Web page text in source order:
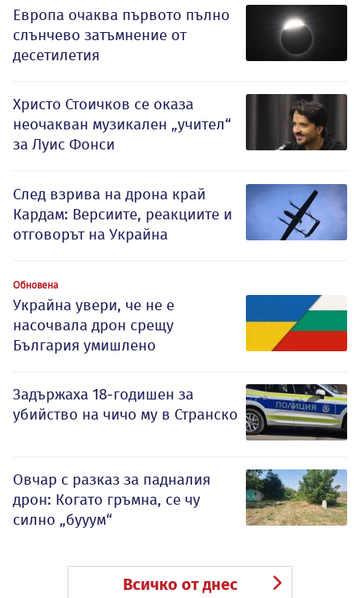
Европа очаква първото пълно
слънчево затъмнение от
десетилетия
Христо Стоичков се оказа
неочакван музикален „учител“
за Луис Фонси
След взрива на дрона край
Кардам: Версиите, реакциите и
отговорът на Украйна
Обновена
Украйна увери, че не е
насочвала дрон срещу
България умишлено
Задържаха 18-годишен за
убийство на чичо му в Странско
Овчар с разказ за падналия
дрон: Когато гръмна, се чу
силно „бууум“
Всичко от днес